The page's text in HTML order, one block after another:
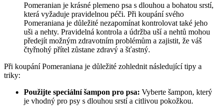
Pomeranian je krásné ‌plemeno psa s dlouhou‍ a ⁣bohatou ‍srstí,
která ‌vyžaduje pravidelnou péči. Při koupání svého
Pomeraniana je důležité nezapomínat kontrolovat​ také ⁣jeho
uši a nehty.‍ Pravidelná kontrola a údržba uší ‌a nehtů mohou​
předejít možným zdravotním problémům a zajistit,⁤ že⁤ váš
čtyřnohý přítel‍ zůstane zdravý a ⁣šťastný.
Při koupání Pomeraniana je⁢ důležité zohlednit následující ​tipy a⁢
triky:
Použijte speciální šampon pro psa: Vyberte šampon,⁤ který
je ​vhodný pro ⁣psy s dlouhou‍ srstí a citlivou pokožkou.